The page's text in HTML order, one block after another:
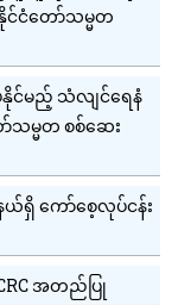
င်ငံတော်သမ္မတ
နိုင်မည့် သံလျင်ရေနံ
သမ္မတ စစ်ဆေး
ရှိ ကော်စေ့လုပ်ငန်း
အတည်ပြု